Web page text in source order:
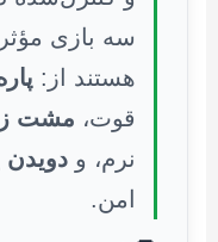
سه بازی
هستند از:
قوت، مشت
نرم، و دویدن
امن.